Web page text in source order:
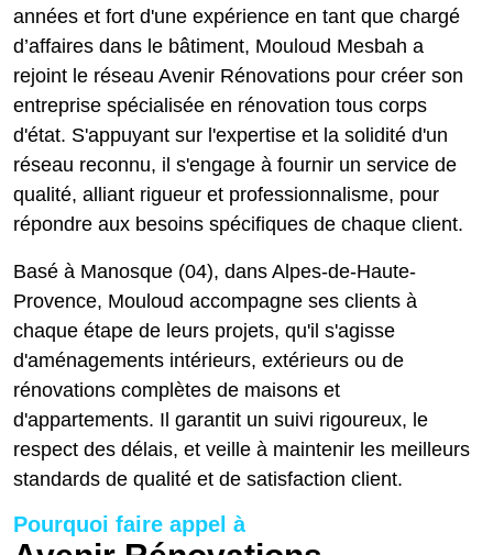
années et fort d'une expérience en tant que chargé
d’affaires dans le bâtiment, Mouloud Mesbah a
rejoint le réseau Avenir Rénovations pour créer son
entreprise spécialisée en rénovation tous corps
d'état. S'appuyant sur l'expertise et la solidité d'un
réseau reconnu, il s'engage à fournir un service de
qualité, alliant rigueur et professionnalisme, pour
répondre aux besoins spécifiques de chaque client.
Basé à Manosque (04), dans Alpes-de-Haute-
Provence, Mouloud accompagne ses clients à
chaque étape de leurs projets, qu'il s'agisse
d'aménagements intérieurs, extérieurs ou de
rénovations complètes de maisons et
d'appartements. Il garantit un suivi rigoureux, le
respect des délais, et veille à maintenir les meilleurs
standards de qualité et de satisfaction client.
Pourquoi faire appel à